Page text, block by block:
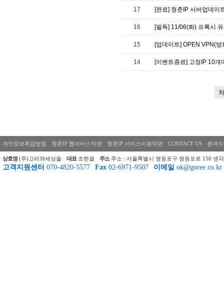
17 [완료] 청춘IP 서버업데이
16 [필독] 11/06(화) 프록시
15 [업데이트] OPEN VPN(
14 [이벤트종료] 고정IP 10
개인정보취급방침 청춘IP 웹서비스약관 청춘IP 서비스이용약관 CONTACT US 원격
상호명 (주)고리와세상을 대표 조한결 주소 주소 : 서울특별시 영등포구 영등포로 150 생
고객지원센터 070-4820-5577 Fax 02-6971-9507 이메일 ok@goree.co.kr